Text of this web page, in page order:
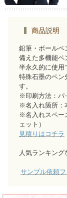
商品説明
鉛筆・ボールペ
備えた多機能ペ
半永久的に使用
特殊石墨のペン
す。
※印刷方法：パ
※名入れ箇所：
※名入れスペー
ェット）
見積りはコチラ
人気ランキング
サンプル依頼